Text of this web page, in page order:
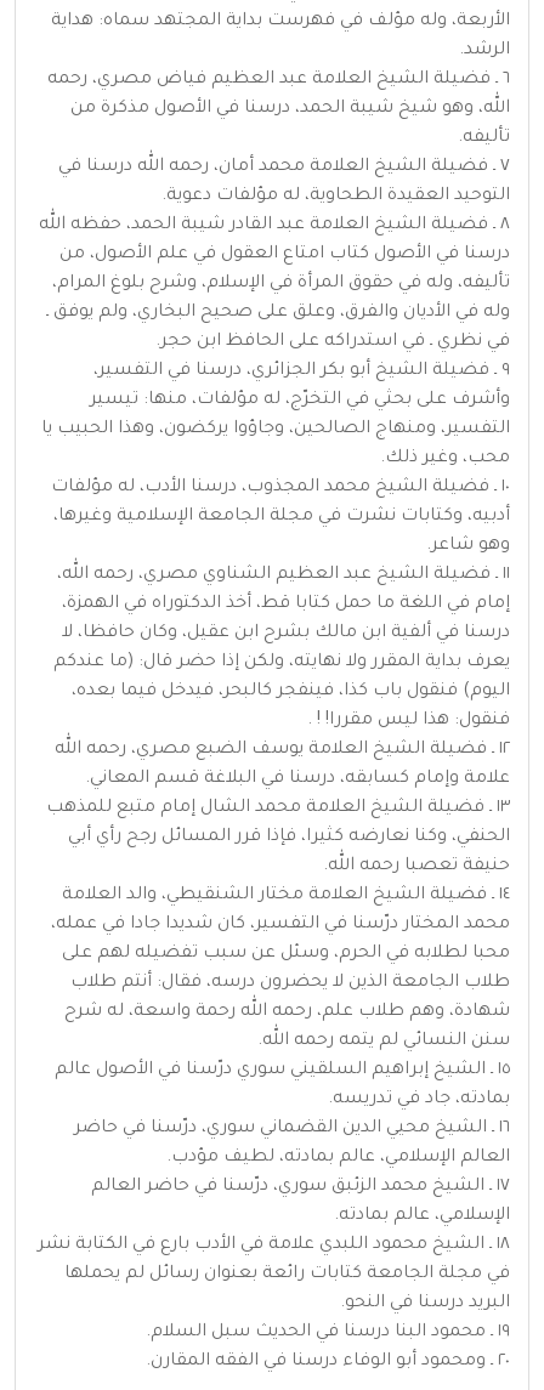
الأربعة، وله مؤلف في فهرست بداية المجتهد سماه: هداية
الرشد.
٦ ـ فضيلة الشيخ العلامة عبد العظيم فياض مصري، رحمه
الله، وهو شيخ شيبة الحمد، درسنا في الأصول مذكرة من
تأليفه.
٧ ـ فضيلة الشيخ العلامة محمد أمان، رحمه الله درسنا في
التوحيد العقيدة الطحاوية، له مؤلفات دعوية.
٨ ـ فضيلة الشيخ العلامة عبد القادر شيبة الحمد، حفظه الله
درسنا في الأصول كتاب امتاع العقول في علم الأصول، من
تأليفه، وله في حقوق المرأة في الإسلام، وشرح بلوغ المرام،
وله في الأديان والفرق، وعلق على صحيح البخاري، ولم يوفق ـ
في نظري ـ في استدراكه على الحافظ ابن حجر.
٩ ـ فضيلة الشيخ أبو بكر الجزائري، درسنا في التفسير،
وأشرف على بحثي في التخرّج، له مؤلفات، منها: تيسير
التفسير، ومنهاج الصالحين، وجاؤوا يركضون، وهذا الحبيب يا
محب، وغير ذلك.
١٠ ـ فضيلة الشيخ محمد المجذوب، درسنا الأدب، له مؤلفات
أدبيه، وكتابات نشرت في مجلة الجامعة الإسلامية وغيرها،
وهو شاعر.
١١ ـ فضيلة الشيخ عبد العظيم الشناوي مصري، رحمه الله،
إمام في اللغة ما حمل كتابا قط، أخذ الدكتوراه في الهمزة،
درسنا في ألفية ابن مالك بشرح ابن عقيل، وكان حافظا، لا
يعرف بداية المقرر ولا نهايته، ولكن إذا حضر قال: (ما عندكم
اليوم) فنقول باب كذا، فينفجر كالبحر، فيدخل فيما بعده،
فنقول: هذا ليس مقررا! ! .
١٢ ـ فضيلة الشيخ العلامة يوسف الضبع مصري، رحمه الله
علامة وإمام كسابقه، درسنا في البلاغة قسم المعاني.
١٣ ـ فضيلة الشيخ العلامة محمد الشال إمام متبع للمذهب
الحنفي، وكنا نعارضه كثيرا، فإذا قرر المسائل رجح رأي أبي
حنيفة تعصبا رحمه الله.
١٤ ـ فضيلة الشيخ العلامة مختار الشنقيطي، والد العلامة
محمد المختار درّسنا في التفسير، كان شديدا جادا في عمله،
محبا لطلابه في الحرم، وسئل عن سبب تفضيله لهم على
طلاب الجامعة الذين لا يحضرون درسه، فقال: أنتم طلاب
شهادة، وهم طلاب علم، رحمه الله رحمة واسعة، له شرح
سنن النسائي لم يتمه رحمه الله.
١٥ ـ الشيخ إبراهيم السلقيني سوري درّسنا في الأصول عالم
بمادته، جاد في تدريسه.
١٦ ـ الشيخ محيي الدين القضماني سوري، درّسنا في حاضر
العالم الإسلامي، عالم بمادته، لطيف مؤدب.
١٧ ـ الشيخ محمد الزئبق سوري، درّسنا في حاضر العالم
الإسلامي، عالم بمادته.
١٨ ـ الشيخ محمود اللبدي علامة في الأدب بارع في الكتابة نشر
في مجلة الجامعة كتابات رائعة بعنوان رسائل لم يحملها
البريد درسنا في النحو.
١٩ ـ محمود البنا درسنا في الحديث سبل السلام.
٢٠ ـ ومحمود أبو الوفاء درسنا في الفقه المقارن.